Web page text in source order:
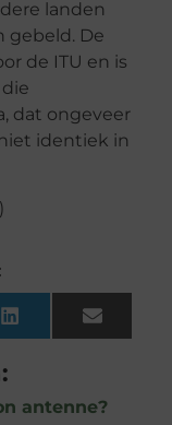
landen
gebeld. De
de ITU en is
dat ongeveer
identiek in
LinkedInEmail
antenne?